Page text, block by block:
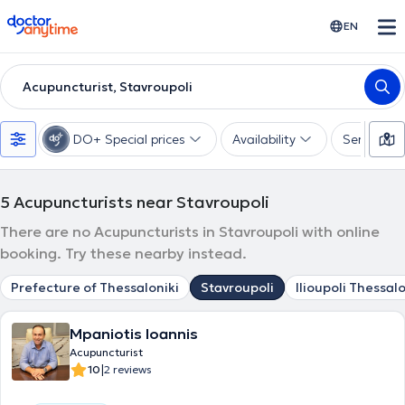
doctoranytime EN
Acupuncturist, Stavroupoli
DO+ Special prices Availability Services
5 Acupuncturists near Stavroupoli
There are no Acupuncturists in Stavroupoli with online
booking. Try these nearby instead.
Prefecture of Thessaloniki Stavroupoli Ilioupoli
Mpaniotis Ioannis
Acupuncturist
10|2 reviews